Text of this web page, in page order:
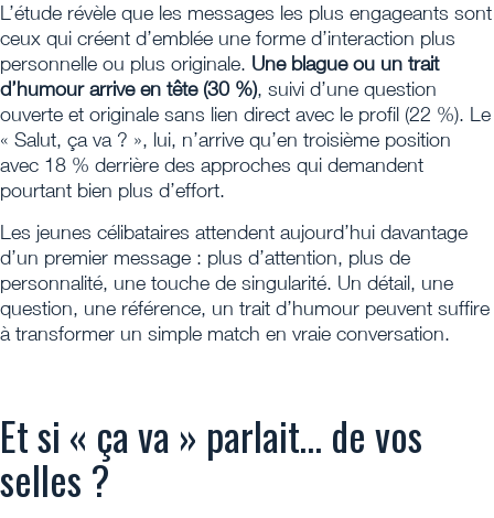
L’étude révèle que les messages les plus engageants sont
ceux qui créent d’emblée une forme d’interaction plus
personnelle ou plus originale. Une blague ou un trait
d’humour arrive en tête (30 %), suivi d’une question
ouverte et originale sans lien direct avec le profil (22 %). Le
« Salut, ça va ? », lui, n’arrive qu’en troisième position
avec 18 % derrière des approches qui demandent
pourtant bien plus d’effort.
Les jeunes célibataires attendent aujourd’hui davantage
d’un premier message : plus d’attention, plus de
personnalité, une touche de singularité. Un détail, une
question, une référence, un trait d’humour peuvent suffire
à transformer un simple match en vraie conversation.
Et si « ça va » parlait… de vos
selles ?